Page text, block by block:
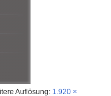
Auflösung: 1.920 ×